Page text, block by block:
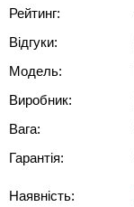
Рейтинг:
Відгуки:
Модель:
Виробник:
Вага:
Гарантія:
Наявність: